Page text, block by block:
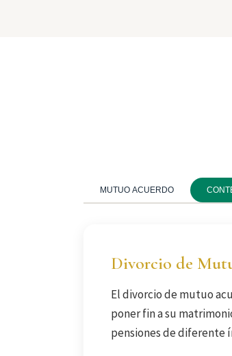
MUTUO ACUERDO
Divorcio de
El divorcio de mutuo
poner fin a su
pensiones de diferente